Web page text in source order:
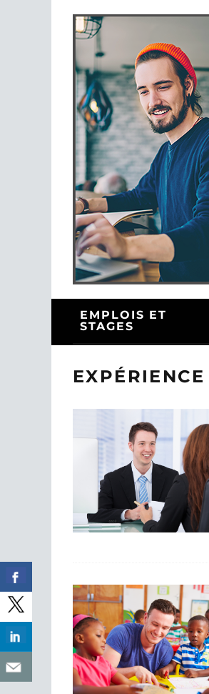
EMPLOIS ET
STAGES
EXPÉRIENCE